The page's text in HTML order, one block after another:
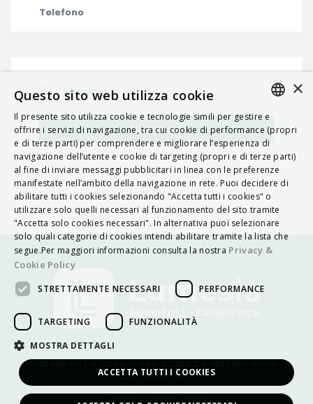
Telefono
MAPPA
Navigatore
©FAI SERVICE S.Coop. – REA CCIAA CN 183718 – P.IVA:
02654640040
ITALIAN
ENGLISH
FRENCH
HUNGARIAN
DEUTSCH
POLSKI
PORTUGUÊS
×
Questo sito web utilizza cookie
Il presente sito utilizza cookie e tecnologie simili per gestire e
offrire i servizi di navigazione, tra cui cookie di performance (propri
e di terze parti) per comprendere e migliorare l’esperienza di
navigazione dell’utente e cookie di targeting (propri e di terze parti)
al fine di inviare messaggi pubblicitari in linea con le preferenze
manifestate nell’ambito della navigazione in rete. Puoi decidere di
abilitare tutti i cookies selezionando "Accetta tutti i cookies" o
utilizzare solo quelli necessari al funzionamento del sito tramite
"Accetta solo cookies necessari". In alternativa puoi selezionare
solo quali categorie di cookies intendi abilitare tramite la lista che
segue.Per maggiori informazioni consulta la nostra Privacy &
Cookie Policy
STRETTAMENTE NECESSARI PERFORMANCE
TARGETING FUNZIONALITÀ
MOSTRA DETTAGLI
ACCETTA TUTTI I COOKIES